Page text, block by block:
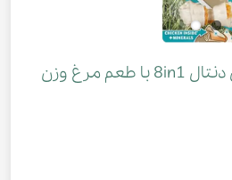
تشویقی سگ استخوانی دنتال 8in1 با طعم مرغ وزن